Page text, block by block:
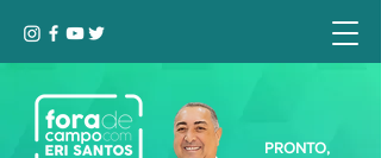
PRONTO,